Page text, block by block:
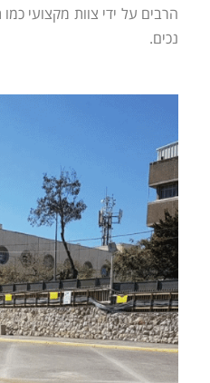
הרבים על ידי צוות מקצועי כמו
נכים.